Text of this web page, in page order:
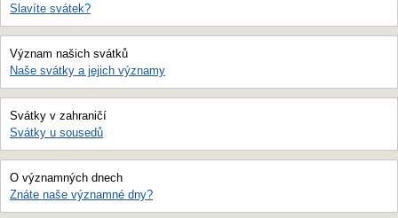
Slavíte svátek?
Význam našich svátků
Naše svátky a jejich významy
Svátky v zahraničí
Svátky u sousedů
O významných dnech
Znáte naše významné dny?